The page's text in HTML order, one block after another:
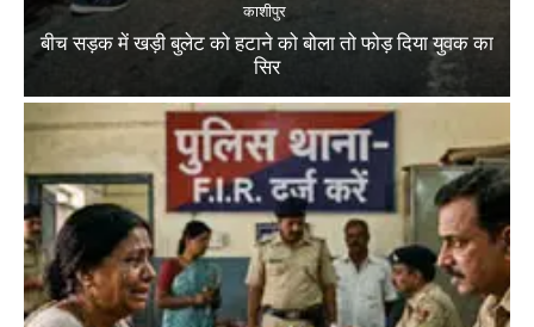
काशीपुर
बीच सड़क में खड़ी बुलेट को हटाने को बोला तो फोड़ दिया युवक का
सिर